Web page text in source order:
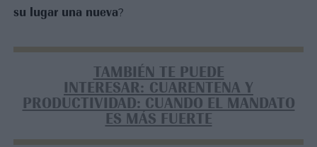
su lugar una nueva?
TAMBIÉN TE PUEDE
INTERESAR: CUARENTENA Y
PRODUCTIVIDAD: CUANDO EL MANDATO
ES MÁS FUERTE